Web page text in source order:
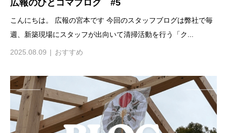
広報のひとコマブログ #5
こんにちは。 広報の宮本です 今回のスタッフブログは弊社で毎
週、新築現場にスタッフが出向いて清掃活動を行う「ク...
2025.08.09 おすすめ